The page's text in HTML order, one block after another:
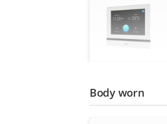
Body worn